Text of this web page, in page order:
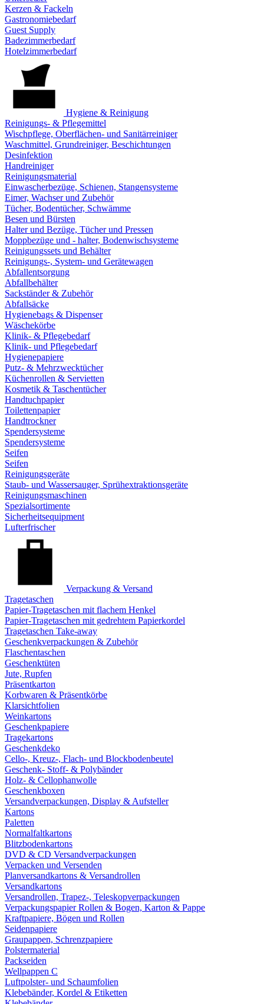
Kerzen & Fackeln
Gastronomiebedarf
Guest Supply
Badezimmerbedarf
Hotelzimmerbedarf
Hygiene & Reinigung
Reinigungs- & Pflegemittel
Wischpflege, Oberflächen- und Sanitärreiniger
Waschmittel, Grundreiniger, Beschichtungen
Desinfektion
Handreiniger
Reinigungsmaterial
Einwascherbezüge, Schienen, Stangensysteme
Eimer, Wachser und Zubehör
Tücher, Bodentücher, Schwämme
Besen und Bürsten
Halter und Bezüge, Tücher und Pressen
Moppbezüge und - halter, Bodenwischsysteme
Reinigungssets und Behälter
Reinigungs-, System- und Gerätewagen
Abfallentsorgung
Abfallbehälter
Sackständer & Zubehör
Abfallsäcke
Hygienebags & Dispenser
Wäschekörbe
Klinik- & Pflegebedarf
Klinik- und Pflegebedarf
Hygienepapiere
Putz- & Mehrzwecktücher
Küchenrollen & Servietten
Kosmetik & Taschentücher
Handtuchpapier
Toilettenpapier
Handtrockner
Spendersysteme
Spendersysteme
Seifen
Seifen
Reinigungsgeräte
Staub- und Wassersauger, Sprühextraktionsgeräte
Reinigungsmaschinen
Spezialsortimente
Sicherheitsequipment
Lufterfrischer
Verpackung & Versand
Tragetaschen
Papier-Tragetaschen mit flachem Henkel
Papier-Tragetaschen mit gedrehtem Papierkordel
Tragetaschen Take-away
Geschenkverpackungen & Zubehör
Flaschentaschen
Geschenktüten
Jute, Rupfen
Präsentkarton
Korbwaren & Präsentkörbe
Klarsichtfolien
Weinkartons
Geschenkpapiere
Tragekartons
Geschenkdeko
Cello-, Kreuz-, Flach- und Blockbodenbeutel
Geschenk- Stoff- & Polybänder
Holz- & Cellophanwolle
Geschenkboxen
Versandverpackungen, Display & Aufsteller
Kartons
Paletten
Normalfaltkartons
Blitzbodenkartons
DVD & CD Versandverpackungen
Verpacken und Versenden
Planversandkartons & Versandrollen
Versandkartons
Versandrollen, Trapez-, Teleskopverpackungen
Verpackungspapier Rollen & Bogen, Karton & Pappe
Kraftpapiere, Bögen und Rollen
Seidenpapiere
Graupappen, Schrenzpapiere
Polstermaterial
Packseiden
Wellpappen C
Luftpolster- und Schaumfolien
Klebebänder, Kordel & Etiketten